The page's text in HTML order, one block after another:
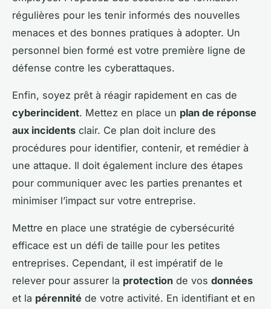
régulières pour les tenir informés des nouvelles
menaces et des bonnes pratiques à adopter. Un
personnel bien formé est votre première ligne de
défense contre les cyberattaques.
Enfin, soyez prêt à réagir rapidement en cas de
cyberincident. Mettez en place un plan de réponse
aux incidents clair. Ce plan doit inclure des
procédures pour identifier, contenir, et remédier à
une attaque. Il doit également inclure des étapes
pour communiquer avec les parties prenantes et
minimiser l’impact sur votre entreprise.
Mettre en place une stratégie de cybersécurité
efficace est un défi de taille pour les petites
entreprises. Cependant, il est impératif de le
relever pour assurer la protection de vos données
et la pérennité de votre activité. En identifiant et en